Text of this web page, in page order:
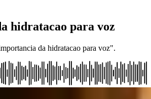
hidratacao para voz
da hidratacao para voz".